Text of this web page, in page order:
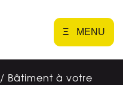
Ξ MENU
/ Bâtiment à votre